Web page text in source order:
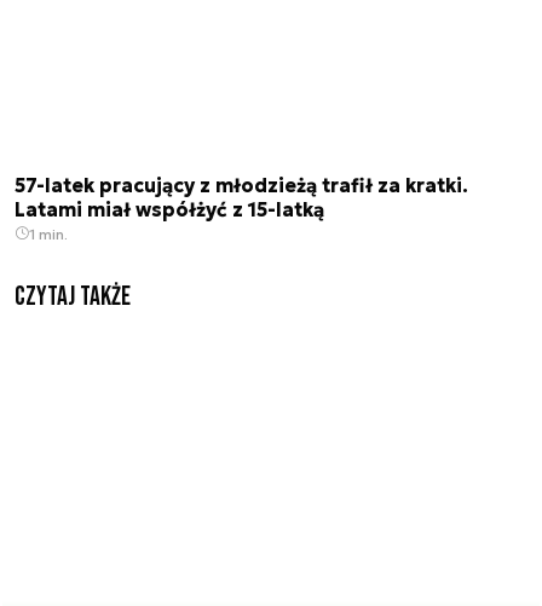
57-latek pracujący z młodzieżą trafił za kratki.
Latami miał współżyć z 15-latką
1 min.
Czytaj także